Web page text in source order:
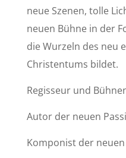
neue Szenen, tolle
neuen Bühne in der
die Wurzeln des neu
Christentums bildet.
Regisseur und
Autor der neuen
Komponist der